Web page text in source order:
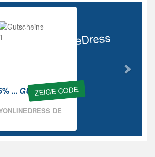
Ab 85%
BabyOnlineDress
ZEIGE CODE
... GUTSCHEIN
DE